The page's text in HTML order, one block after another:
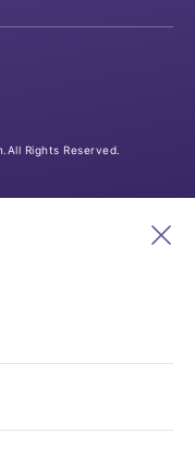
Rights Reserved.